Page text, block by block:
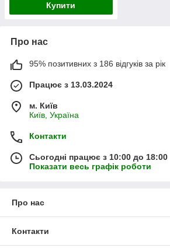
Купити
Про нас
95% позитивних з 186 відгуків за рік
Працює з 13.03.2024
м. Київ
Київ, Україна
Контакти
Сьогодні працює з 10:00 до 18:00
Показати весь графік роботи
Про нас
Контакти